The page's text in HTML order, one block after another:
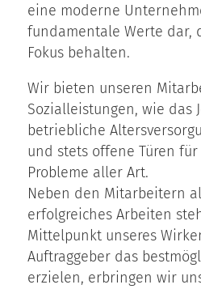
eine moderne
fundamentale Werte dar,
Fokus behalten.
Wir bieten unseren
Sozialleistungen, wie das
betriebliche
und stets offene Türen für
Probleme aller Art.
Neben den Mitarbeitern
erfolgreiches Arbeiten
Mittelpunkt unseres
Auftraggeber das
erzielen, erbringen wir